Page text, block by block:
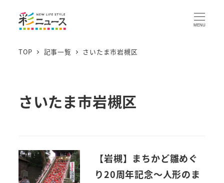
MENU
TOP 記事一覧 さいたま市岩槻区
さいたま市岩槻区
【岩槻】まちかど雛めぐ
り20周年記念～人形のま